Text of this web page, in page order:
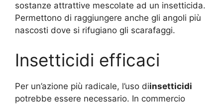
sostanze attrattive mescolate ad un insetticida.
Permettono di raggiungere anche gli angoli più
nascosti dove si rifugiano gli scarafaggi.
Insetticidi efficaci
Per un’azione più radicale, l’uso diinsetticidi
potrebbe essere necessario. In commercio